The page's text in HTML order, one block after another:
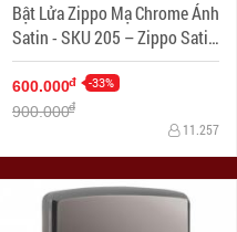
Bật Lửa Zippo Mạ Chrome Ánh
Satin - SKU 205 – Zippo Satin
Chrome
600.000đ -33%
900.000đ
11.257